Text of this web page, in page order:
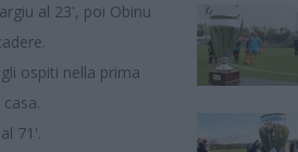
al 23', poi Obinu
ospiti nella prima
71'.